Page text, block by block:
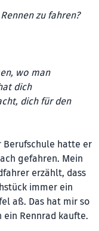
zu fahren?
wo man
dich
dich für den
Berufschule hatte er
gefahren. Mein
erzählt, dass
immer ein
aß. Das hat mir so
Rennrad kaufte.